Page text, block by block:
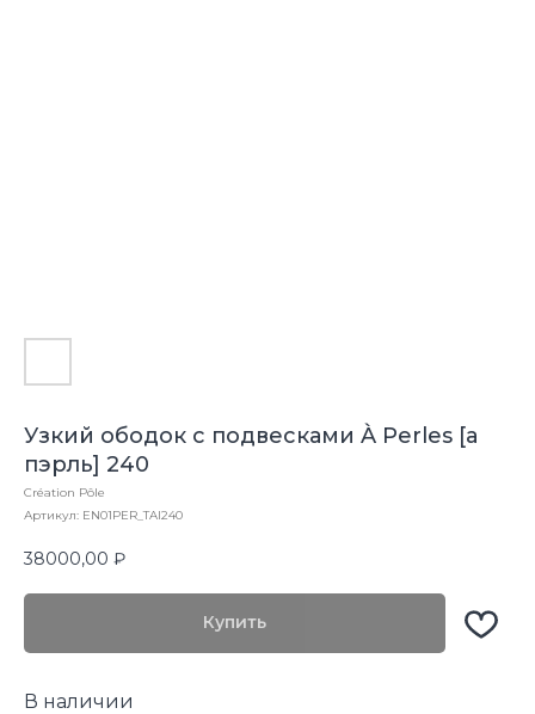
Узкий ободок с подвесками À Perles [а
пэрль] 240
Création Pôle
Артикул: EN01PER_TAI240
38000,00 ₽
Купить
В наличии